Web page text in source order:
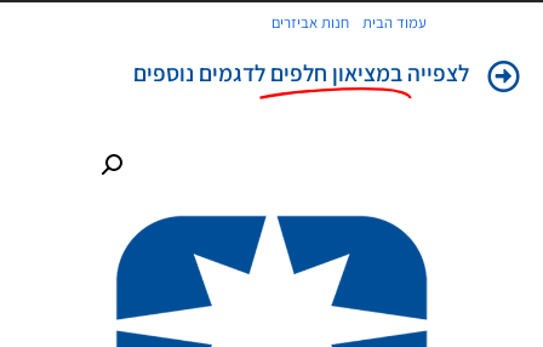
עמוד הבית חנות אביזרים
לצפייהבמציאון חלפים לדגמים נוספים